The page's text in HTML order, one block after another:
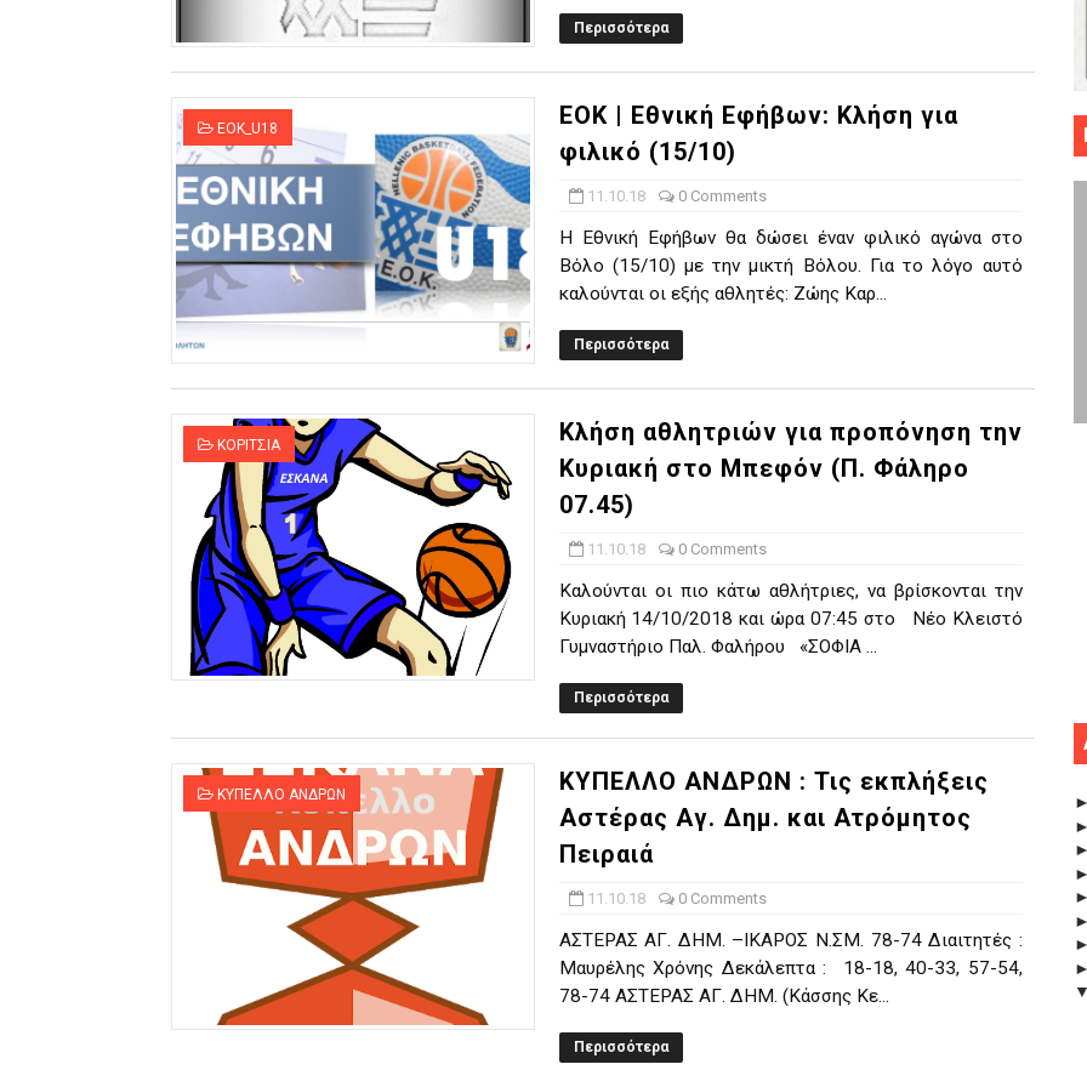
ΧΡΟΝΙΑ ΠΟΛΛΑ ΣΤΟ ΕΛΛΗΝΙΚΟ ΜΠΑΣΚΕΤ : 39Η ΕΠΕΤΕΙΟΣ ΑΠΟ ΤΟ ΕΠΟΣ ΤΟΥ 1987
Ο δρόμος για τον 29ο τελικό κυπέλλου ανδρών ΕΣΚΑΝΑ Μανδραϊκός Προοδευτική στο νέο κλ.
U21: Τεράστια πρόκριση για τον Πανελευσινιακό στον τελικό αύριο με Αρετσού (το video του
Γ΄ανδρών play offs : "Σκληρό" καρύδι η Φιλία Περάματος έφερε την σειρά στα ίσια (1-1) νίκησε
Play off B εφήβων Β φάση Στο f4 ΑΕ Ρέντη, Πέρα , Ερμής Αργυρ. και Δραπετσώνα
Περισσότερα
EOK_U18
ΕΟΚ | Εθνική Εφήβων: Κλήση για
φιλικό (15/10)
11.10.18 0 Comments
Η Εθνική Εφήβων θα δώσει έναν φιλικό αγώνα στο
Βόλο (15/10) με την μικτή Βόλου. Για το λόγο αυτό
καλούνται οι εξής αθλητές: Ζώης Καρ...
Περισσότερα
ΚΟΡΙΤΣΙΑ
Κλήση αθλητριών για προπόνηση την
Κυριακή στο Μπεφόν (Π. Φάληρο
07.45)
11.10.18 0 Comments
Καλούνται οι πιο κάτω αθλήτριες, να βρίσκονται την
Κυριακή 14/10/2018 και ώρα 07:45 στο Νέο Κλειστό
Γυμναστήριο Παλ. Φαλήρου «ΣΟΦΙΑ ...
Περισσότερα
ΚΥΠΕΛΛΟ ΑΝΔΡΩΝ
ΚΥΠΕΛΛΟ ΑΝΔΡΩΝ : Τις εκπλήξεις
Αστέρας Αγ. Δημ. και Ατρόμητος
Πειραιά
11.10.18 0 Comments
ΑΣΤΕΡΑΣ ΑΓ. ΔΗΜ. –ΙΚΑΡΟΣ Ν.ΣΜ. 78-74 Διαιτητές :
Μαυρέλης Χρόνης Δεκάλεπτα : 18-18, 40-33, 57-54,
78-74 ΑΣΤΕΡΑΣ ΑΓ. ΔΗΜ. (Κάσσης Κε...
Περισσότερα